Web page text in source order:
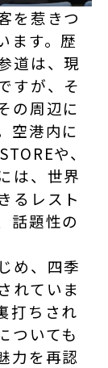
を惹きつ
ます。歴
道は、現
すが、そ
の周辺に
空港内に
や、
は、世界
るレスト
話題性の
め、四季
れていま
打ちされ
ついても
力を再認